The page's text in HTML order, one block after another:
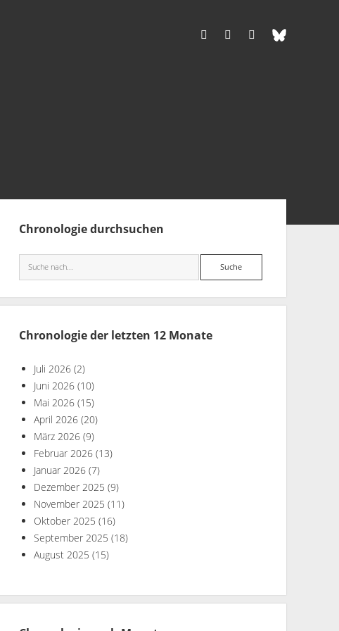
facebook info@aida-archiv.de
Chronologie durchsuchen
Suche
Chronologie der letzten 12 Monate
Juli 2026 (2)
Juni 2026 (10)
Mai 2026 (15)
April 2026 (20)
März 2026 (9)
Februar 2026 (13)
Januar 2026 (7)
Dezember 2025 (9)
November 2025 (11)
Oktober 2025 (16)
September 2025 (18)
August 2025 (15)